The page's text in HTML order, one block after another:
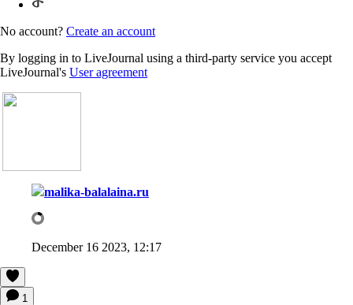
No account? Create an account
By logging in to LiveJournal using a third-party service you accept
LiveJournal's User agreement
malika-balalaina.ru
December 16 2023, 12:17
1